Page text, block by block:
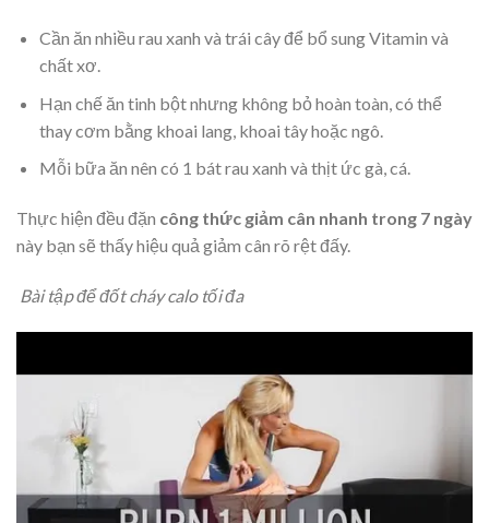
Cần ăn nhiều rau xanh và trái cây để bổ sung Vitamin và
chất xơ.
Hạn chế ăn tinh bột nhưng không bỏ hoàn toàn, có thể
thay cơm bằng khoai lang, khoai tây hoặc ngô.
Mỗi bữa ăn nên có 1 bát rau xanh và thịt ức gà, cá.
Thực hiện đều đặn công thức giảm cân nhanh trong 7 ngày
này bạn sẽ thấy hiệu quả giảm cân rõ rệt đấy.
Bài tập để đốt cháy calo tối đa